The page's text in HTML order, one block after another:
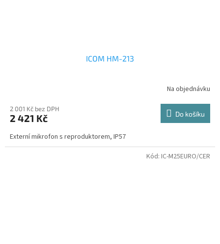
ICOM HM-213
Na objednávku
2 001 Kč bez DPH
2 421 Kč Do košíku
Externí mikrofon s reproduktorem, IP57
Kód: IC-M25EURO/CER